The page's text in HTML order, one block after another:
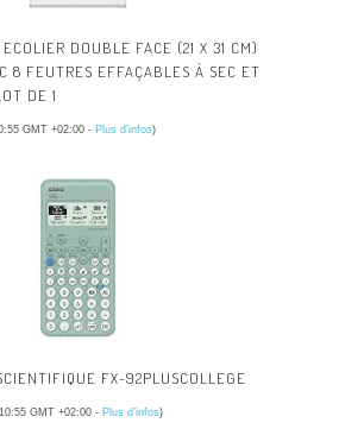
DOUBLE FACE (21 X 31 CM)
8 FEUTRES EFFAÇABLES À SEC ET
DE 1
GMT +02:00 - Plus d’infos)
FX-92PLUSCOLLEGE
GMT +02:00 - Plus d’infos)